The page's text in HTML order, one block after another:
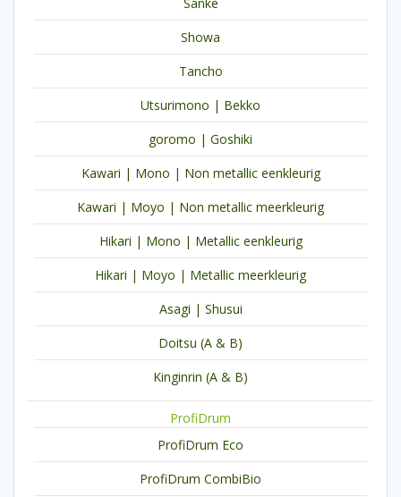
Showa
Tancho
Utsurimono | Bekko
goromo | Goshiki
Kawari | Mono | Non metallic eenkleurig
Kawari | Moyo | Non metallic meerkleurig
Hikari | Mono | Metallic eenkleurig
Hikari | Moyo | Metallic meerkleurig
Asagi | Shusui
Doitsu (A & B)
Kinginrin (A & B)
ProfiDrum
ProfiDrum Eco
ProfiDrum CombiBio